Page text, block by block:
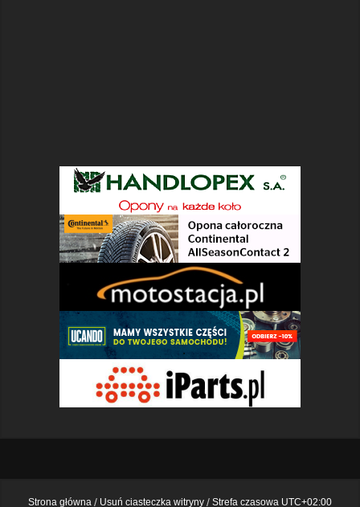
Strona główna Usuń ciasteczka witryny Strefa czasowa UTC+02:00